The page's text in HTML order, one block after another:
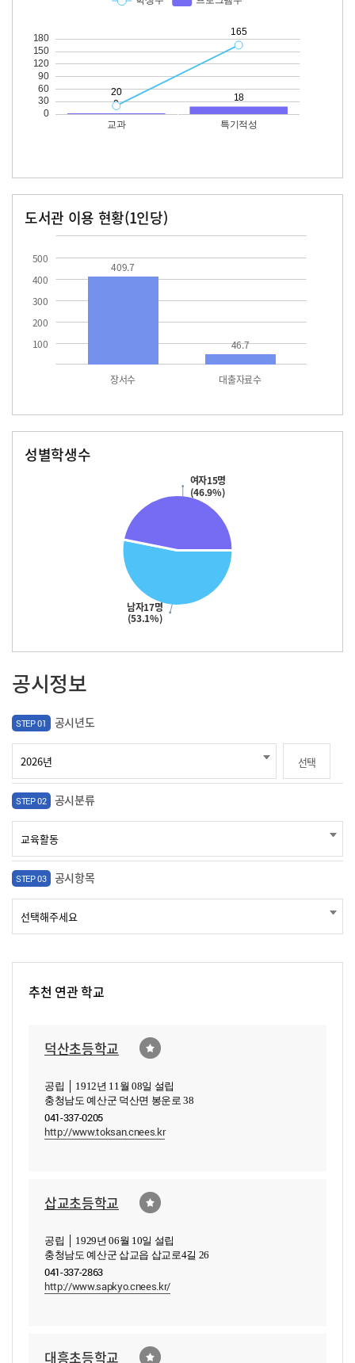
도서관 이용 현황(1인당)
100
200
300
400
500
장서수 대출자료수
409.7
46.7
성별학생수
남자17명
(53.1%)
여자15명
(46.9%)
공시정보
STEP 01 공시년도
선택
STEP 02 공시분류
STEP 03 공시항목
추천 연관 학교
덕산초등학교
공립 │ 1912년 11월 08일 설립
충청남도 예산군 덕산면 봉운로 38
041-337-0205
http://www.toksan.cnees.kr
삽교초등학교
공립 │ 1929년 06월 10일 설립
충청남도 예산군 삽교읍 삽교로4길 26
041-337-2863
http://www.sapkyo.cnees.kr/
대흥초등학교